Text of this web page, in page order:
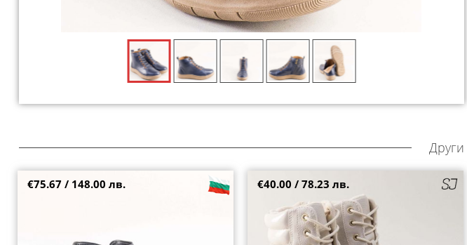
Естествена кожа дамски боти с модерен
€75.67 / 148.00 лв.
Топли дамски боти в бежов цвят на среден ток
и платформа CORTINA 622970bj
38 39 40 41
€40.00 / 78.23 лв.